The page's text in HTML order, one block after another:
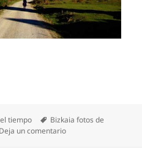
tiempo Etiquetas
Bizkaia fotos de
Deja un comentarioen El primer día de